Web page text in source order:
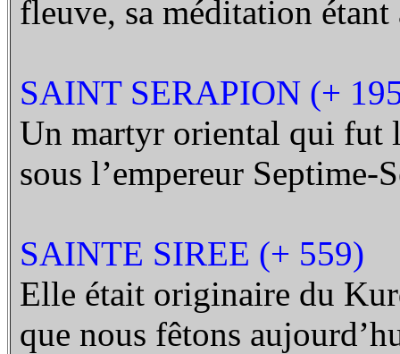
fleuve, sa méditation
SAINT SERAPION (+
Un martyr oriental qui fut
sous l’empereur Septime-
SAINTE SIREE (+ 559)
Elle était originaire du
que nous fêtons